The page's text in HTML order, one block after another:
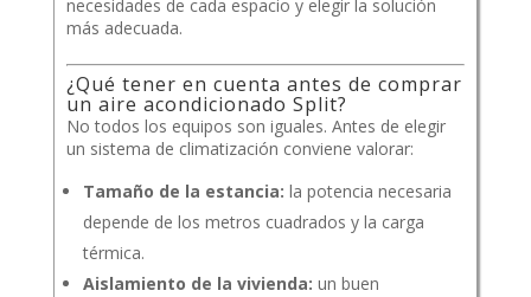
necesidades de cada espacio y elegir la solución
más adecuada.
¿Qué tener en cuenta antes de comprar
un aire acondicionado Split?
No todos los equipos son iguales. Antes de elegir
un sistema de climatización conviene valorar:
Tamaño de la estancia: la potencia necesaria
depende de los metros cuadrados y la carga
térmica.
Aislamiento de la vivienda: un buen